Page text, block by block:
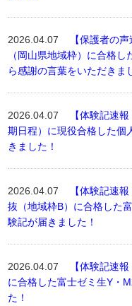
2026.04.07
【保護者の
（岡山県地域枠）に合格
ら感謝の言葉をいただきま
2026.04.07
【体験記速
期日程）に現役合格した個
きました！
2026.04.07
【体験記速
抜（地域枠B）に合格した
験記が届きました！
2026.04.07
【体験記速
に合格した富士ゼミ生Y・
た！